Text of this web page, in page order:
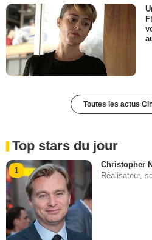
Toutes les actus
Top stars du jour
1
Christopher
Réalisateur,